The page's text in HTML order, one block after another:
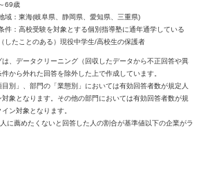
～69歳
域：東海(岐阜県、静岡県、愛知県、三重県)
件：高校受験を対象とする個別指導塾に通年通学している
（したことのある）現役中学生/高校生の保護者
、データクリーニング（回収したデータから不正回答や異
から外れた回答を除外した上で作成しています。
別」、部門の「業態別」においては有効回答者数が規定人
象となります。その他の部門においては有効回答者数が規
ン対象となります。
に薦めたくないと回答した人の割合が基準値以下の企業がラ